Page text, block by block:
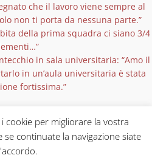
che il lavoro viene sempre al
non ti porta da nessuna parte.”
della prima squadra ci siano 3/4
in sala universitaria: “Amo il
in un’aula universitaria è stata
fortissima.”
| Via Del Vigo 11 36075 – Montecchio
cookie per migliorare la vostra
se continuate la navigazione siate